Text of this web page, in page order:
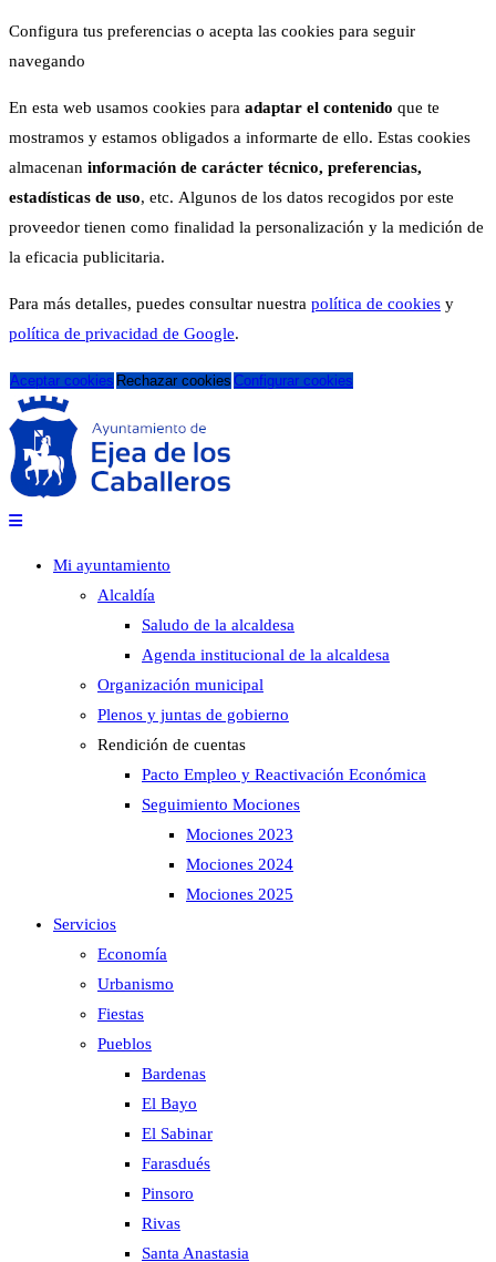
Configura tus preferencias o acepta las cookies para seguir
navegando
En esta web usamos cookies para adaptar el contenido que te
mostramos y estamos obligados a informarte de ello. Estas cookies
almacenan información de carácter técnico, preferencias,
estadísticas de uso, etc. Algunos de los datos recogidos por este
proveedor tienen como finalidad la personalización y la medición de
la eficacia publicitaria.
Para más detalles, puedes consultar nuestra política de cookies y
política de privacidad de Google.
Aceptar cookies Rechazar cookies Configurar cookies
Mi ayuntamiento
Alcaldía
Saludo de la alcaldesa
Agenda institucional de la alcaldesa
Organización municipal
Plenos y juntas de gobierno
Rendición de cuentas
Pacto Empleo y Reactivación Económica
Seguimiento Mociones
Mociones 2023
Mociones 2024
Mociones 2025
Servicios
Economía
Urbanismo
Fiestas
Pueblos
Bardenas
El Bayo
El Sabinar
Farasdués
Pinsoro
Rivas
Santa Anastasia